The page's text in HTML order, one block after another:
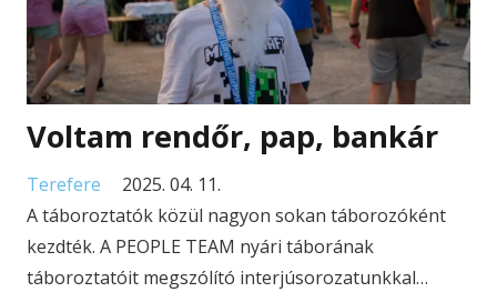
Voltam rendőr, pap, bankár
Terefere
2025. 04. 11.
A táboroztatók közül nagyon sokan táborozóként
kezdték. A PEOPLE TEAM nyári táborának
táboroztatóit megszólító interjúsorozatunkkal…